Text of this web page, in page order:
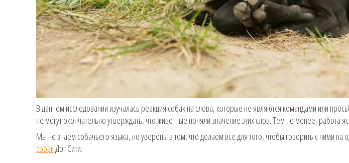
В данном исследовании изучалась реакция собак на слова, которые не являются командами или
не могут окончательно утверждать, что животные поняли значение этих слов. Тем не менее, работа
Мы не знаем собачьего языка, но уверены в том, что делаем все для того, чтобы говорить с ними на
собакДог Сити.